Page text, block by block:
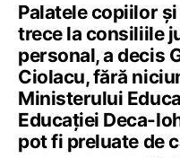
Palatele copiilor
trece la consiliile
personal, a decis
Ciolacu, fără
Ministerului
Educației Deca-
pot fi preluate de